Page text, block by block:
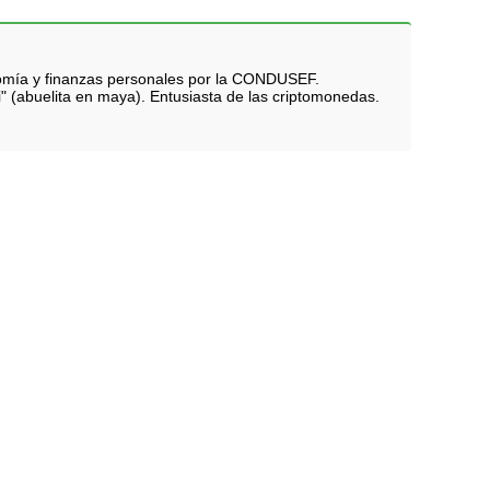
y finanzas personales por la CONDUSEF.
en maya). Entusiasta de las criptomonedas.